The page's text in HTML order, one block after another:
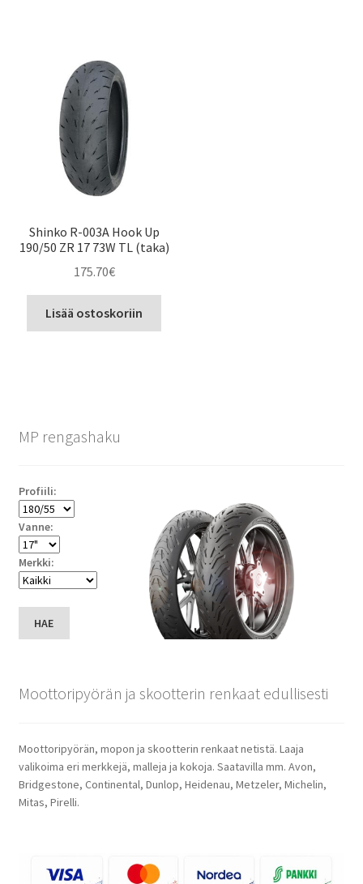
Shinko R-003A Hook Up
190/50 ZR 17 73W TL (taka)
175.70€
Lisää ostoskoriin
MP rengashaku
Profiili:
Vanne:
Merkki:
HAE
Moottoripyörän ja skootterin renkaat edullisesti
Moottoripyörän, mopon ja skootterin renkaat netistä. Laaja
valikoima eri merkkejä, malleja ja kokoja. Saatavilla mm. Avon,
Bridgestone, Continental, Dunlop, Heidenau, Metzeler, Michelin,
Mitas, Pirelli.